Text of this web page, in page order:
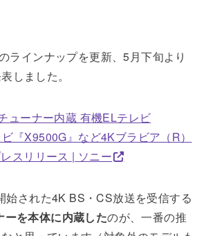
ラインナップを更新、5月下旬より
しました。
ューナー内蔵 有機ELテレビ
『X9500G』など4Kブラビア（R）
スリリース | ソニー
始された4K BS・CS放送を受信する
ーを本体に内蔵したのが、一番の推